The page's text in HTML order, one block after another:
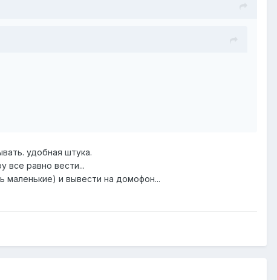
удобная штука.
все равно вести...
маленькие) и вывести на домофон...